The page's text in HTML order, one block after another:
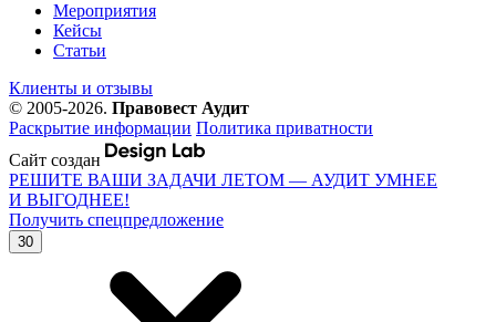
Мероприятия
Кейсы
Статьи
Клиенты и отзывы
© 2005-2026. Правовест Аудит
Раскрытие информации Политика приватности
Сайт создан
РЕШИТЕ ВАШИ ЗАДАЧИ ЛЕТОМ — АУДИТ УМНЕЕ
И ВЫГОДНЕЕ!
Получить спецпредложение
30